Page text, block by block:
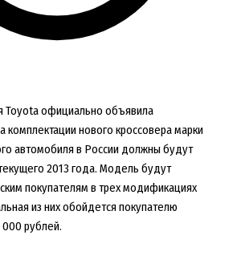
Toyota официально объявила
комплектации нового кроссовера марки
автомобиля в России должны будут
2013 года. Модель будут
покупателям в трех модификациях
из них обойдется покупателю
000 рублей.